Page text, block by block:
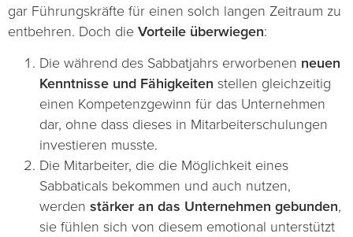
gar Führungskräfte für einen solch langen Zeitraum zu
entbehren. Doch die Vorteile überwiegen:
Die während des Sabbatjahrs erworbenen neuen
Kenntnisse und Fähigkeiten stellen gleichzeitig
einen Kompetenzgewinn für das Unternehmen
dar, ohne dass dieses in Mitarbeiterschulungen
investieren musste.
Die Mitarbeiter, die die Möglichkeit eines
Sabbaticals bekommen und auch nutzen,
werden stärker an das Unternehmen gebunden,
sie fühlen sich von diesem emotional unterstützt